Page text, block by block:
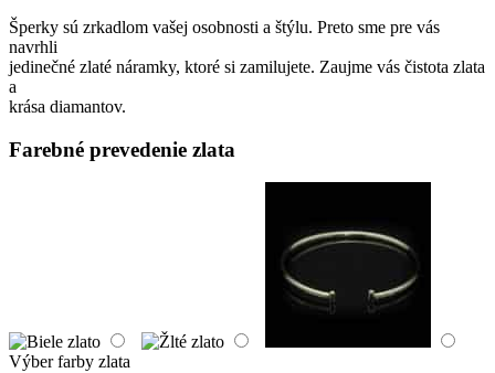
Šperky sú zrkadlom vašej osobnosti a štýlu. Preto sme pre vás
navrhli
jedinečné zlaté náramky, ktoré si zamilujete. Zaujme vás čistota zlata
a
krása diamantov.
Farebné prevedenie zlata
Výber farby zlata